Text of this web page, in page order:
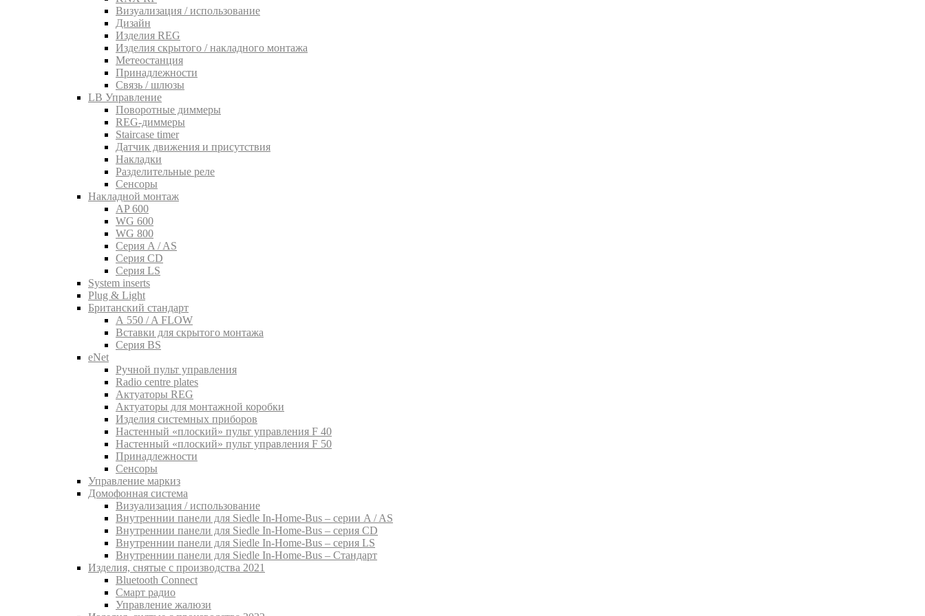
Визуализация / использование
Дизайн
Изделия REG
Изделия скрытого / накладного монтажа
Метеостанция
Принадлежности
Связь / шлюзы
LB Управление
Поворотные диммеры
REG-диммеры
Staircase timer
Датчик движения и присутствия
Накладки
Разделительные реле
Сенсоры
Накладной монтаж
AP 600
WG 600
WG 800
Серия A / AS
Серия CD
Серия LS
System inserts
Plug & Light
Британский стандарт
A 550 / A FLOW
Вставки для скрытого монтажа
Серия BS
eNet
Pучной пульт управления
Radio centre plates
Актуаторы REG
Актуаторы для монтажной коробки
Изделия системных приборов
Настенный «плоский» пульт управления F 40
Настенный «плоский» пульт управления F 50
Принадлежности
Сенсоры
Управление маркиз
Домофонная система
Визуализация / использование
Внутреннии панели для Siedle In-Home-Bus – серии A / AS
Внутреннии панели для Siedle In-Home-Bus – серия CD
Внутреннии панели для Siedle In-Home-Bus – серия LS
Внутреннии панели для Siedle In-Home-Bus – Стандарт
Изделия, снятые с производства 2021
Bluetooth Connect
Смарт радио
Управление жалюзи